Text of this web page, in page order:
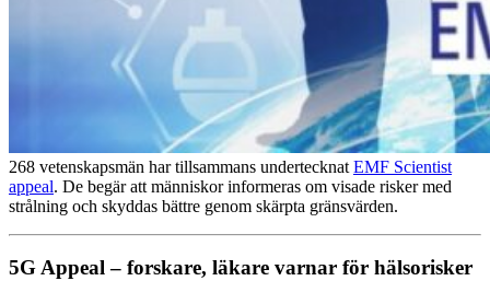
268 vetenskapsmän har tillsammans undertecknat EMF Scientist
appeal. De begär att människor informeras om visade risker med
strålning och skyddas bättre genom skärpta gränsvärden.
5G Appeal – forskare, läkare varnar för hälsorisker